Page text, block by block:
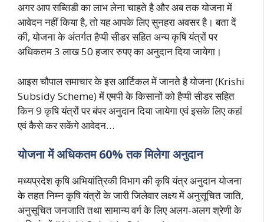
अगर आप सब्सिडी का लाभ लेना चाहते है और अब तक योजना में
आवेदन नहीं किया है, तो यह आपके लिए सुनहरा अवसर है। बता दें
की, योजना के अंतर्गत हैप्पी सीडर सहित अन्य कृषि यंत्रों पर
अधिकतम 3 लाख 50 हजार रुपए का अनुदान दिया जायेगा।
आइस चौपाल समाचार के इस आर्टिकल में जानते है योजना (Krishi
Subsidy Scheme) में एमपी के किसानों को हैप्पी सीडर सहित
किन 9 कृषि यंत्रों पर बंपर अनुदान दिया जायेगा एवं इसके लिए कहां
एवं कैसे कर सकेंगे आवेदन…
योजना में अधिकतम 60% तक मिलेगा अनुदान
मध्यप्रदेश कृषि अभियांत्रिकी विभाग की कृषि यंत्र अनुदान योजना
के तहत निम्न कृषि यंत्रों के जारी जिलेवार लक्ष्य में अनुसूचित जाति,
अनुसूचित जनजाति तथा सामान्य वर्ग के लिए अलग-अलग श्रेणी के